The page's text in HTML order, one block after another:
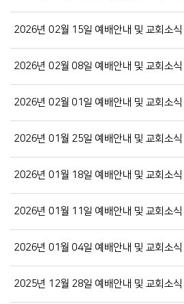
2026년 02월 15일 예배안내 및 교회소식
2026년 02월 08일 예배안내 및 교회소식
2026년 02월 01일 예배안내 및 교회소식
2026년 01월 25일 예배안내 및 교회소식
2026년 01월 18일 예배안내 및 교회소식
2026년 01월 11일 예배안내 및 교회소식
2026년 01월 04일 예배안내 및 교회소식
2025년 12월 28일 예배안내 및 교회소식